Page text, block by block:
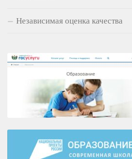
Независимая оценка качества